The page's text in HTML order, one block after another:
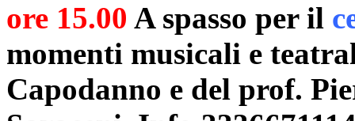
ore 15.00 A spasso per il
momenti musicali e
Capodanno e del prof.